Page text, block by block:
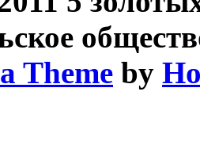
Theme by